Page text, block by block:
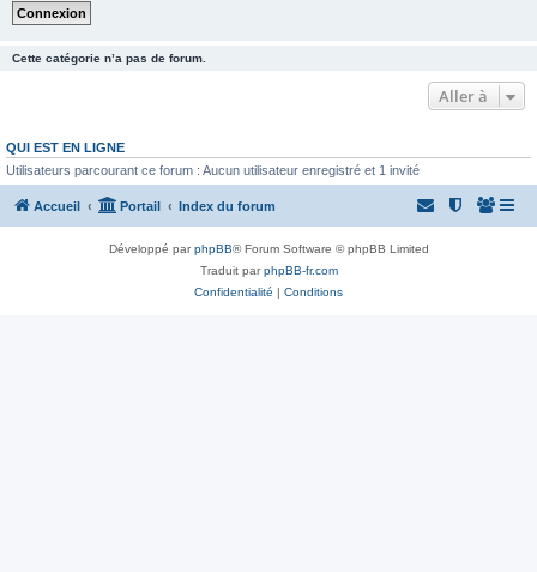
Cette catégorie n’a pas de forum.
Aller à
QUI EST EN LIGNE
Utilisateurs parcourant ce forum : Aucun utilisateur enregistré et 1 invité
Accueil Portail Index du forum
Développé parphpBB® Forum Software © phpBB Limited
Traduit parphpBB-fr.com
Confidentialité | Conditions